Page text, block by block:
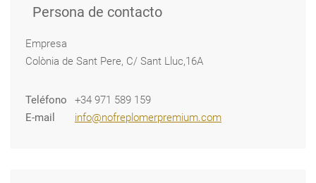
Persona de contacto
Empresa
Colònia de Sant Pere, C/ Sant Lluc,16A
Teléfono
+34 971 589 159
E-mail
info@nofreplomerpremium.com